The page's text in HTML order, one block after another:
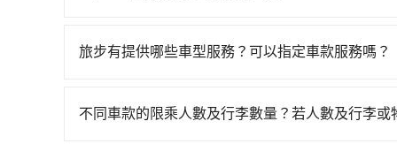
旅步有提供哪些車型服務？可以指定車款服務嗎？
專人回覆您。
不同車款的限乘人數及行李數量？若人數及行李或